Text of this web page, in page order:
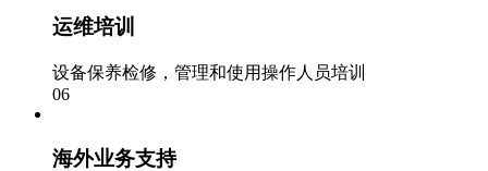
运维培训
设备保养检修，管理和使用操作人员培训
06
海外业务支持